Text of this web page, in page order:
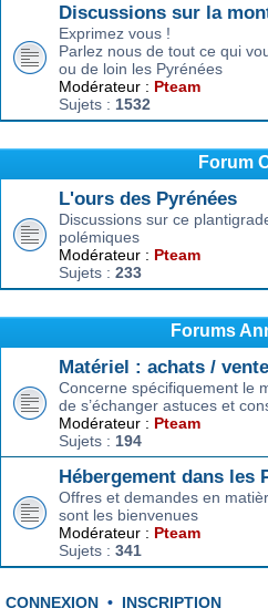
Discussions sur la
Exprimez vous !
Parlez nous de tout ce qui
ou de loin les Pyrénées
Modérateur : Pteam
Sujets : 1532
Forum
L'ours des Pyrénées
Discussions sur ce
polémiques
Modérateur : Pteam
Sujets : 233
Forums
Matériel : achats /
Concerne spécifiquement le
de s’échanger astuces et
Modérateur : Pteam
Sujets : 194
Hébergement dans les
Offres et demandes en
sont les bienvenues
Modérateur : Pteam
Sujets : 341
CONNEXION • INSCRIPTION